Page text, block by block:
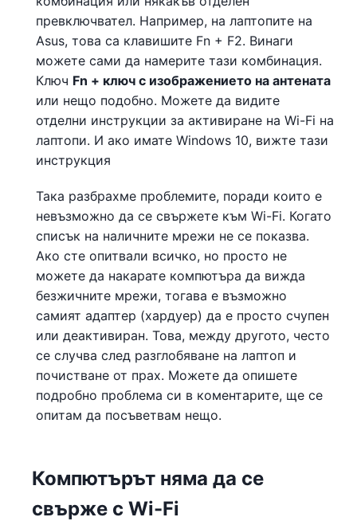
превключвател. Например, на лаптопите на
Asus, това са клавишите Fn + F2. Винаги
можете сами да намерите тази комбинация.
Ключ Fn + ключ с изображението на антената
или нещо подобно. Можете да видите
отделни инструкции за активиране на Wi-Fi на
лаптопи. И ако имате Windows 10, вижте тази
инструкция
Така разбрахме проблемите, поради които е
невъзможно да се свържете към Wi-Fi. Когато
списък на наличните мрежи не се показва.
Ако сте опитвали всичко, но просто не
можете да накарате компютъра да вижда
безжичните мрежи, тогава е възможно
самият адаптер (хардуер) да е просто счупен
или деактивиран. Това, между другото, често
се случва след разглобяване на лаптоп и
почистване от прах. Можете да опишете
подробно проблема си в коментарите, ще се
опитам да посъветвам нещо.
Компютърът няма да се
свърже с Wi-Fi